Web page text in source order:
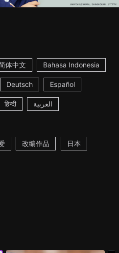
体中文 Bahasa Indonesia
Deutsch Español
हिन्दी العربية
改编作品 日本